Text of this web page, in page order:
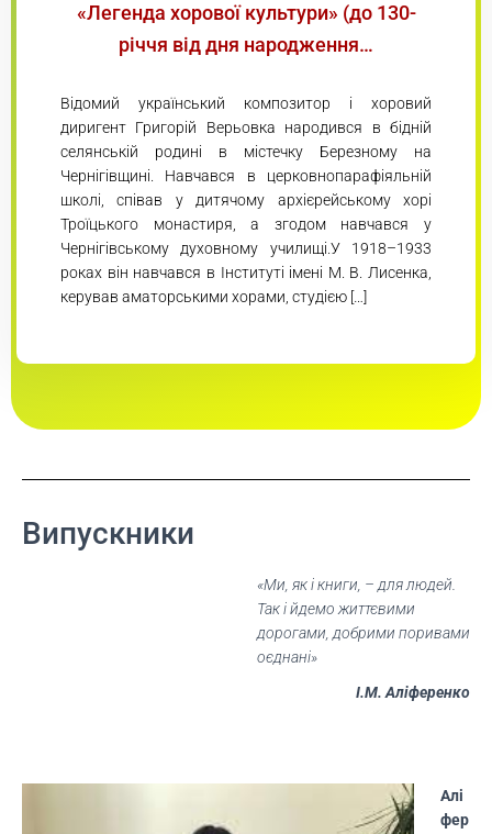
«Легенда хорової культури» (до 130-
річчя від дня народження…
Відомий український композитор і хоровий
диригент Григорій Верьовка народився в бідній
селянській родині в містечку Березному на
Чернігівщині. Навчався в церковнопарафіяльній
школі, співав у дитячому архієрейському хорі
Троїцького монастиря, а згодом навчався у
Чернігівському духовному училищі.У 1918–1933
роках він навчався в Інституті імені М. В. Лисенка,
керував аматорськими хорами, студією […]
Випускники
«Ми, як і книги, – для людей.
Так і йдемо життєвими
дорогами, добрими поривами
оєднані»
І.М. Аліференко
Алі
фер